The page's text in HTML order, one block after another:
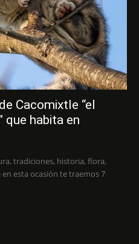
Cacomixtle “el
habita en
tradiciones, historia, flora,
esta ocasión te traemos 7